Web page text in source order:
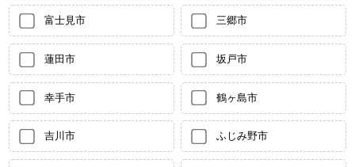
富士見市 三郷市
蓮田市 坂戸市
幸手市 鶴ヶ島市
吉川市 ふじみ野市